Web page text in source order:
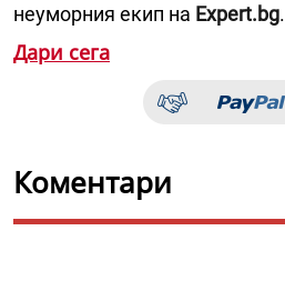
неуморния екип на Expert.bg.
Дари сега
Коментари